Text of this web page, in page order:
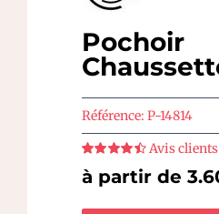
Pochoir
Référence: P-14814
Note
sur
5
Avis clients
à partir de